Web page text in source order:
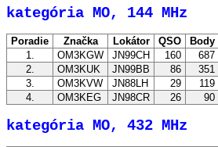
kategória MO, 144 MHz
Poradie Značka Lokátor QSO Body
1.
OM3KGW JN99CH 160 687
2.
OM3KUK JN99BB 86 351
3.
OM3KVW JN88LH 29 119
4.
OM3KEG JN98CR 26 90
kategória MO, 432 MHz